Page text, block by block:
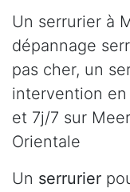
Un serrurier à
dépannage
pas cher, un
intervention
et 7j/7 sur
Orientale
Un serrurier